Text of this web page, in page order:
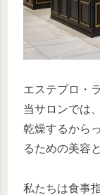
エステプロ・
当サロンでは
乾燥するから
るための美容
私たちは食事